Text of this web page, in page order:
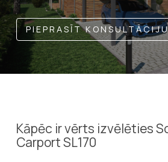
PIEPRASĪT
Kāpēc ir vērts izvēlēties
Carport SL170